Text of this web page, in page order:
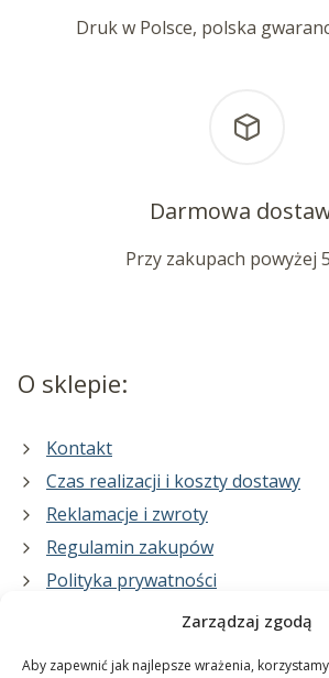
Zarządzaj zgodą
Aby zapewnić jak najlepsze wrażenia,
Druk w Polsce, polska
Darmowa
Przy zakupach powyżej
O sklepie:
Kontakt
Czas realizacji i koszty dostawy
Reklamacje i zwroty
Regulamin zakupów
Polityka prywatności
Co zrobimy dla Ciebie: